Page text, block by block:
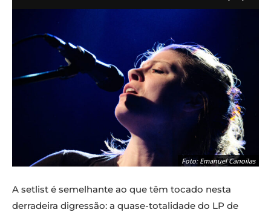
Foto: Emanuel Canoilas
A setlist é semelhante ao que têm tocado nesta
derradeira digressão: a quase-totalidade do LP de